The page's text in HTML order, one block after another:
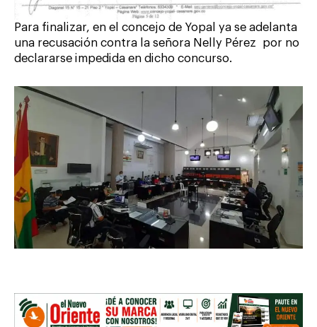
Para finalizar, en el concejo de Yopal ya se adelanta
una recusación contra la señora Nelly Pérez por no
declararse impedida en dicho concurso.